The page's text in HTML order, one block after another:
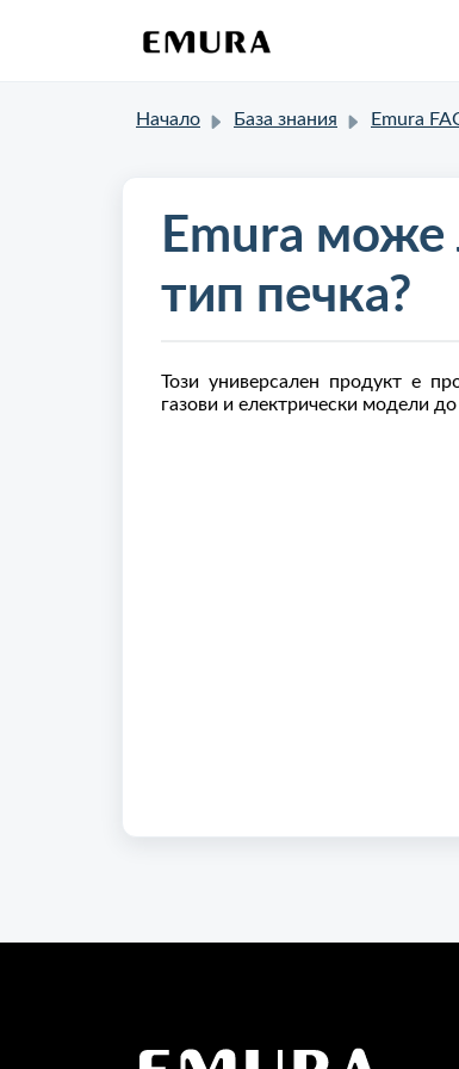
Начало База знания Emura
Emura може
тип печка?
Този универсален продукт е
газови и електрически модели